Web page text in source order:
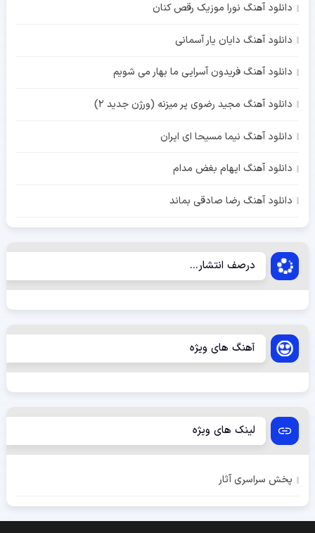
دانلود آهنگ نورا موزیک رقص کنان
دانلود آهنگ دایان یار آسمانی
دانلود آهنگ فریدون آسرایی ما بهار می شویم
دانلود آهنگ مجید رضوی پر میزنه (ورژن جدید 2)
دانلود آهنگ نیما مسیحا ای ایران
دانلود آهنگ ایهام بغض مدام
دانلود آهنگ رضا صادقی بماند
درصف انتشار...
آهنگ های ویژه
لینک های ویژه
پخش سراسری آثار